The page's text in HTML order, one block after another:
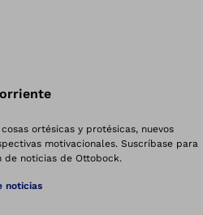
ortésicas y protésicas, nuevos
motivacionales. Suscríbase para
noticias de Ottobock.
noticias